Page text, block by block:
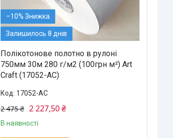
–10%
Залишилось 8 днів
Полікотонове полотно в рулоні
750мм 30м 280 г/м2 (100грн м²) Art
Craft (17052-АС)
17052-АС
2 475 ₴ 2 227,50 ₴
В наявності